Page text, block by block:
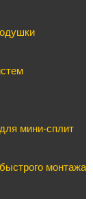
мини-сплит
монтажа